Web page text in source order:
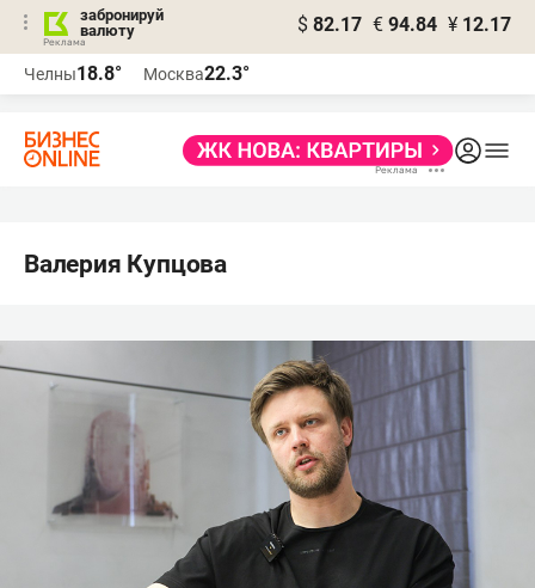
забронируй
валюту
$ 82.17 € 94.84 ¥ 12.17
Челны18.8° Москва22.3°
Валерия Купцова